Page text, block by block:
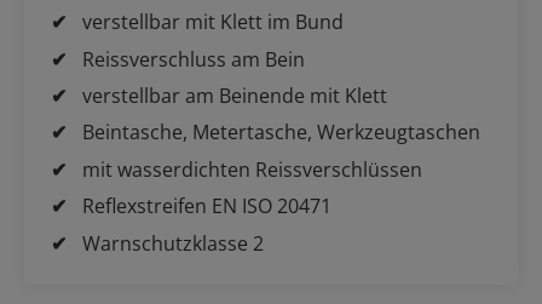
verstellbar mit Klett im Bund
Reissverschluss am Bein
verstellbar am Beinende mit Klett
Beintasche, Metertasche, Werkzeugtaschen
mit wasserdichten Reissverschlüssen
Reflexstreifen EN ISO 20471
Warnschutzklasse 2